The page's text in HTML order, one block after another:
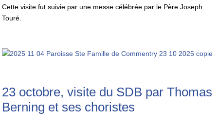
Cette visite fut suivie par une messe célébrée par le Père Joseph
Touré.
23 octobre, visite du SDB par Thomas
Berning et ses choristes